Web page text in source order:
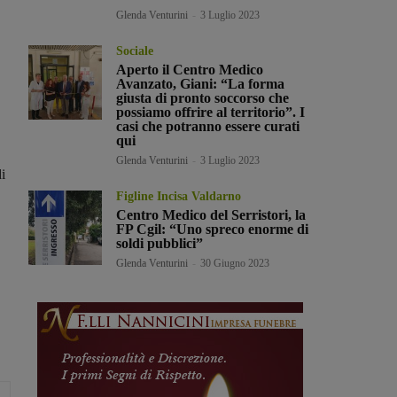
Glenda Venturini 3 Luglio 2023
Sociale
Aperto il Centro Medico
Avanzato, Giani: “La forma
giusta di pronto soccorso che
possiamo offrire al territorio”. I
casi che potranno essere curati
qui
Glenda Venturini 3 Luglio 2023
Figline Incisa Valdarno
Centro Medico del Serristori, la
FP Cgil: “Uno spreco enorme di
soldi pubblici”
Glenda Venturini 30 Giugno 2023